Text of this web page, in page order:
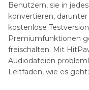
Benutzern, sie in
konvertieren,
kostenlose
Premiumfunktionen
freischalten. Mit
Audiodateien
Leitfaden, wie es geht: